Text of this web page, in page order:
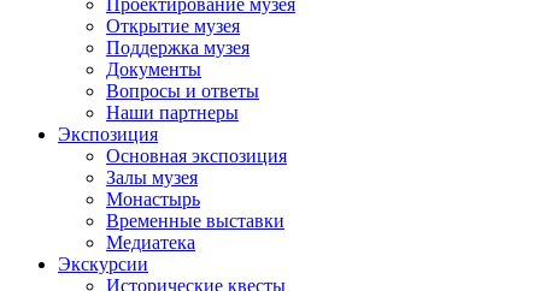
Открытие музея
Поддержка музея
Документы
Вопросы и ответы
Наши партнеры
Экспозиция
Основная экспозиция
Залы музея
Монастырь
Временные выставки
Медиатека
Экскурсии
Исторические квесты